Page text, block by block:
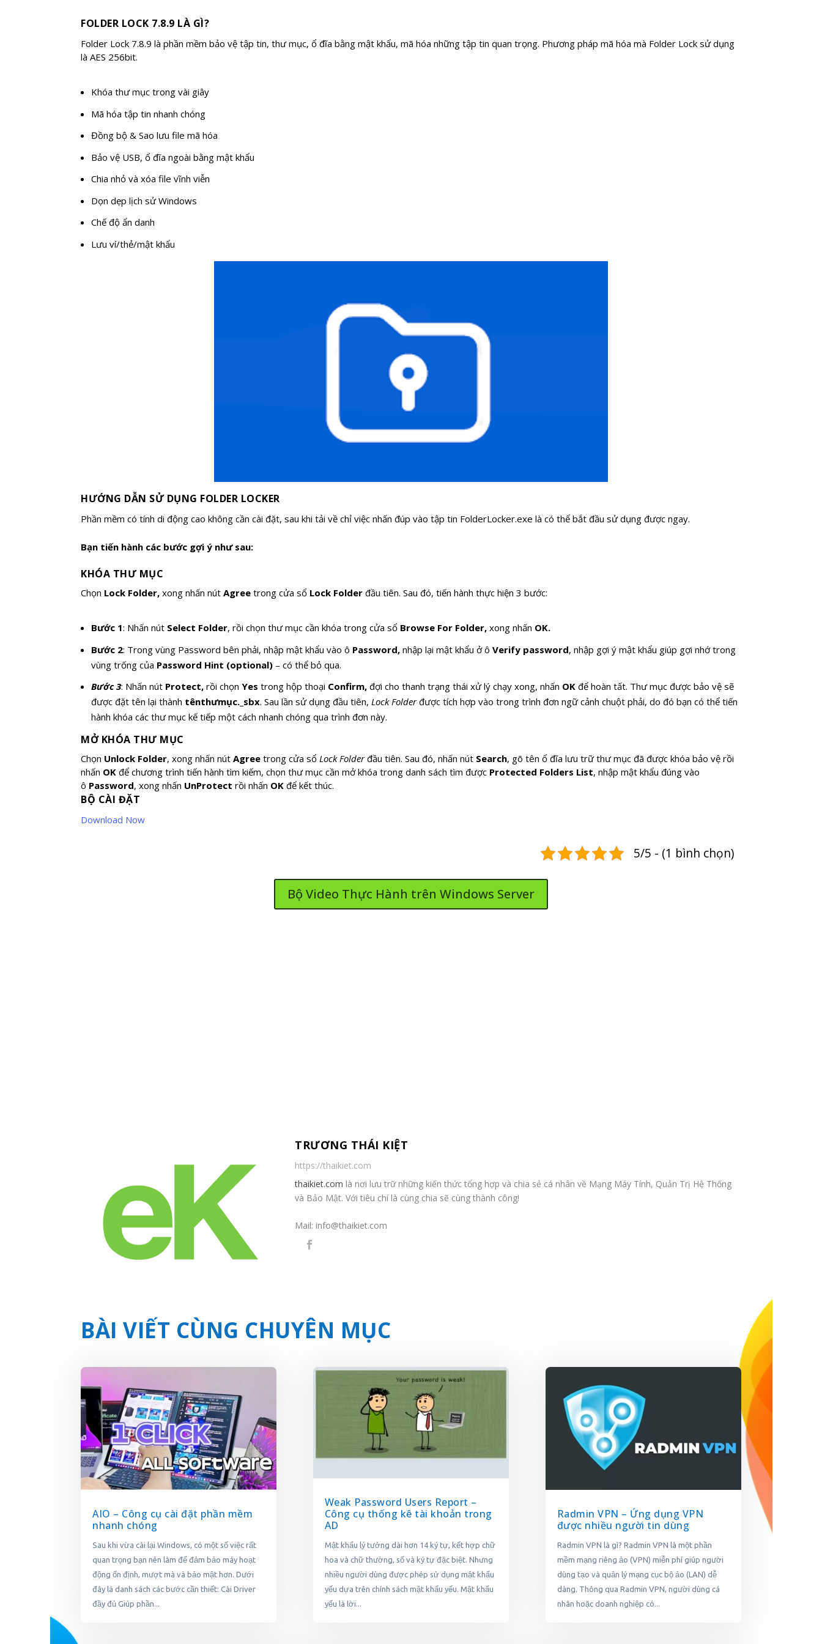
FOLDER LOCK 7.8.9 LÀ GÌ?
Folder Lock 7.8.9 là phần mềm bảo vệ tập tin, thư mục, ổ đĩa bằng mật khẩu, mã hóa những tập tin quan trọng. Phương pháp mã hóa mà Folder Lock sử dụng
là AES 256bit.
Khóa thư mục trong vài giây
Mã hóa tập tin nhanh chóng
Đồng bộ & Sao lưu file mã hóa
Bảo vệ USB, ổ đĩa ngoài bằng mật khẩu
Chia nhỏ và xóa file vĩnh viễn
Dọn dẹp lịch sử Windows
Chế độ ẩn danh
Lưu ví/thẻ/mật khẩu
HƯỚNG DẪN SỬ DỤNG FOLDER LOCKER
Phần mềm có tính di động cao không cần cài đặt, sau khi tải về chỉ việc nhấn đúp vào tập tin FolderLocker.exe là có thể bắt đầu sử dụng được ngay.
Bạn tiến hành các bước gợi ý như sau:
KHÓA THƯ MỤC
Chọn Lock Folder, xong nhấn nút Agree trong cửa sổ Lock Folder đầu tiên. Sau đó, tiến hành thực hiện 3 bước:
Bước 1: Nhấn nút Select Folder, rồi chọn thư mục cần khóa trong cửa sổ Browse For Folder, xong nhấn OK.
Bước 2: Trong vùng Password bên phải, nhập mật khẩu vào ô Password,nhập lại mật khẩu ở ôVerify password, nhập gợi ý mật khẩu giúp gợi nhớ trong
vùng trống của Password Hint (optional) – có thể bỏ qua.
Bước 3: Nhấn nút Protect, rồi chọnYes trong hộp thoại Confirm, đợi cho thanh trạng thái xử lý chạy xong, nhấn OK để hoàn tất. Thư mục được bảo vệ sẽ
được đặt tên lại thành tênthưmục._sbx. Sau lần sử dụng đầu tiên,Lock Folderđược tích hợp vào trong trình đơn ngữ cảnh chuột phải, do đó bạn có thể tiến
hành khóa các thư mục kế tiếp một cách nhanh chóng qua trình đơn này.
MỞ KHÓA THƯ MỤC
Chọn Unlock Folder, xong nhấn nút Agree trong cửa sổ Lock Folderđầu tiên. Sau đó, nhấn nút Search, gõ tên ổ đĩa lưu trữ thư mục đã được khóa bảo vệ rồi
nhấn OK để chương trình tiến hành tìm kiếm, chọn thư mục cần mở khóa trong danh sách tìm được Protected Folders List, nhập mật khẩu đúng vào
ô Password, xong nhấn UnProtect rồi nhấn OK để kết thúc.
BỘ CÀI ĐẶT
Download Now
5/5 - (1 bình chọn)
Bộ Video Thực Hành trên Windows Server
TRƯƠNG THÁI KIỆT
https://thaikiet.com
thaikiet.com là nơi lưu trữ những kiến thức tổng hợp và chia sẻ cá nhân về Mạng Máy Tính, Quản Trị Hệ Thống
và Bảo Mật. Với tiêu chí là cùng chia sẽ cùng thành công!
Mail: info@thaikiet.com
BÀI VIẾT CÙNG CHUYÊN MỤC
AIO – Công cụ cài đặt phần mềm
nhanh chóng
Sau khi vừa cài lại Windows, có một số việc rất
quan trọng bạn nên làm để đảm bảo máy hoạt
động ổn định, mượt mà và bảo mật hơn. Dưới
đây là danh sách các bước cần thiết: Cài Driver
đầy đủ Giúp phần...
Weak Password Users Report –
Công cụ thống kê tài khoản trong
AD
Mật khẩu lý tưởng dài hơn 14 ký tự, kết hợp chữ
hoa và chữ thường, số và ký tự đặc biệt. Nhưng
nhiều người dùng được phép sử dụng mật khẩu
yếu dựa trên chính sách mật khẩu yếu. Mật khẩu
yếu là lời...
Radmin VPN – Ứng dụng VPN
được nhiều người tin dùng
Radmin VPN là gì? Radmin VPN là một phần
mềm mạng riêng ảo (VPN) miễn phí giúp người
dùng tạo và quản lý mạng cục bộ ảo (LAN) dễ
dàng. Thông qua Radmin VPN, người dùng cá
nhân hoặc doanh nghiệp có...